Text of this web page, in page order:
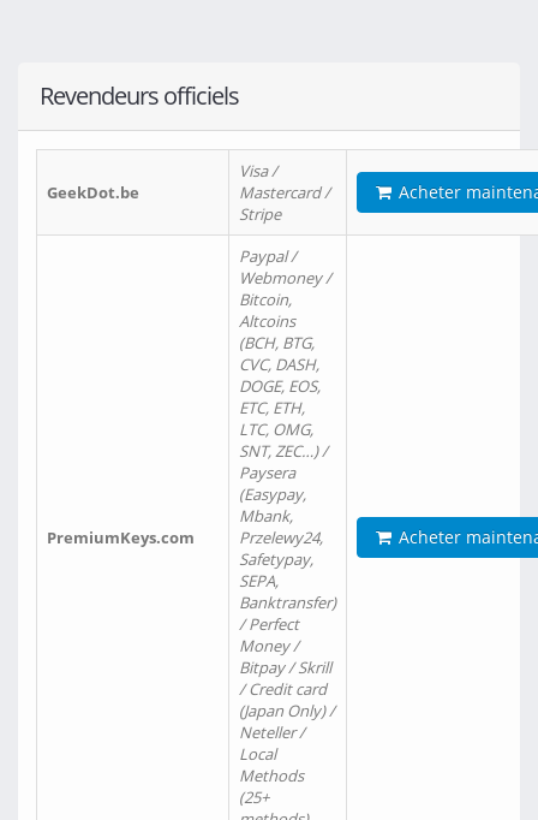
Revendeurs officiels
GeekDot.be
Visa /
Mastercard /
Stripe
Acheter
PremiumKeys.com
Paypal /
Webmoney /
Bitcoin,
Altcoins
(BCH, BTG,
CVC, DASH,
DOGE, EOS,
ETC, ETH,
LTC, OMG,
SNT, ZEC…) /
Paysera
(Easypay,
Mbank,
Przelewy24,
Safetypay,
SEPA,
Banktransfer)
/ Perfect
Money /
Bitpay / Skrill
/ Credit card
(Japan Only) /
Neteller /
Local
Methods
(25+
Acheter